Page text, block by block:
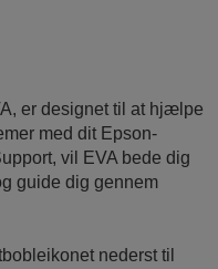
er designet til at hjælpe
med dit Epson-
vil EVA bede dig
guide dig gennem
nederst til